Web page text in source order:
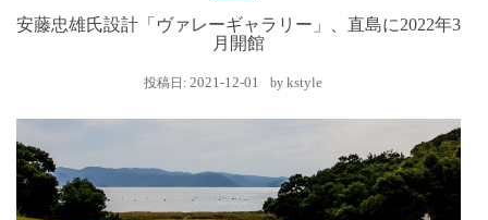
安藤忠雄氏設計「ヴァレーギャラリー」、直島に2022年3
月開館
投稿日: 2021-12-01 by kstyle